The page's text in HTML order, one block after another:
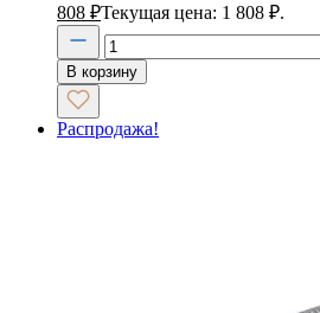
808 ₽Текущая цена: 1 808 ₽.
В корзину
Распродажа!